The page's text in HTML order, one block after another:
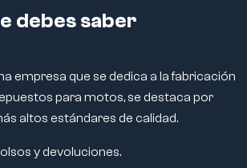
debes saber
empresa que se dedica a la fabricación
para motos, se destaca por
altos estándares de calidad.
y devoluciones.